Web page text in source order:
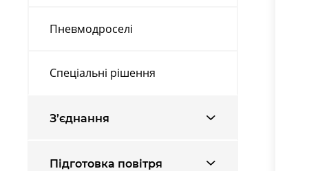
Пневмодроселі
Спеціальні рішення
З’єднання
Підготовка повітря